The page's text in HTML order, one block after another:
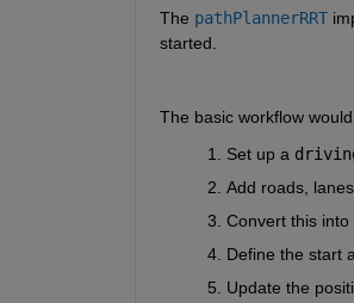
The pathPlannerRRT
started.
The basic workflow
Set up a
Add roads,
Convert this into
Define the start
Update the